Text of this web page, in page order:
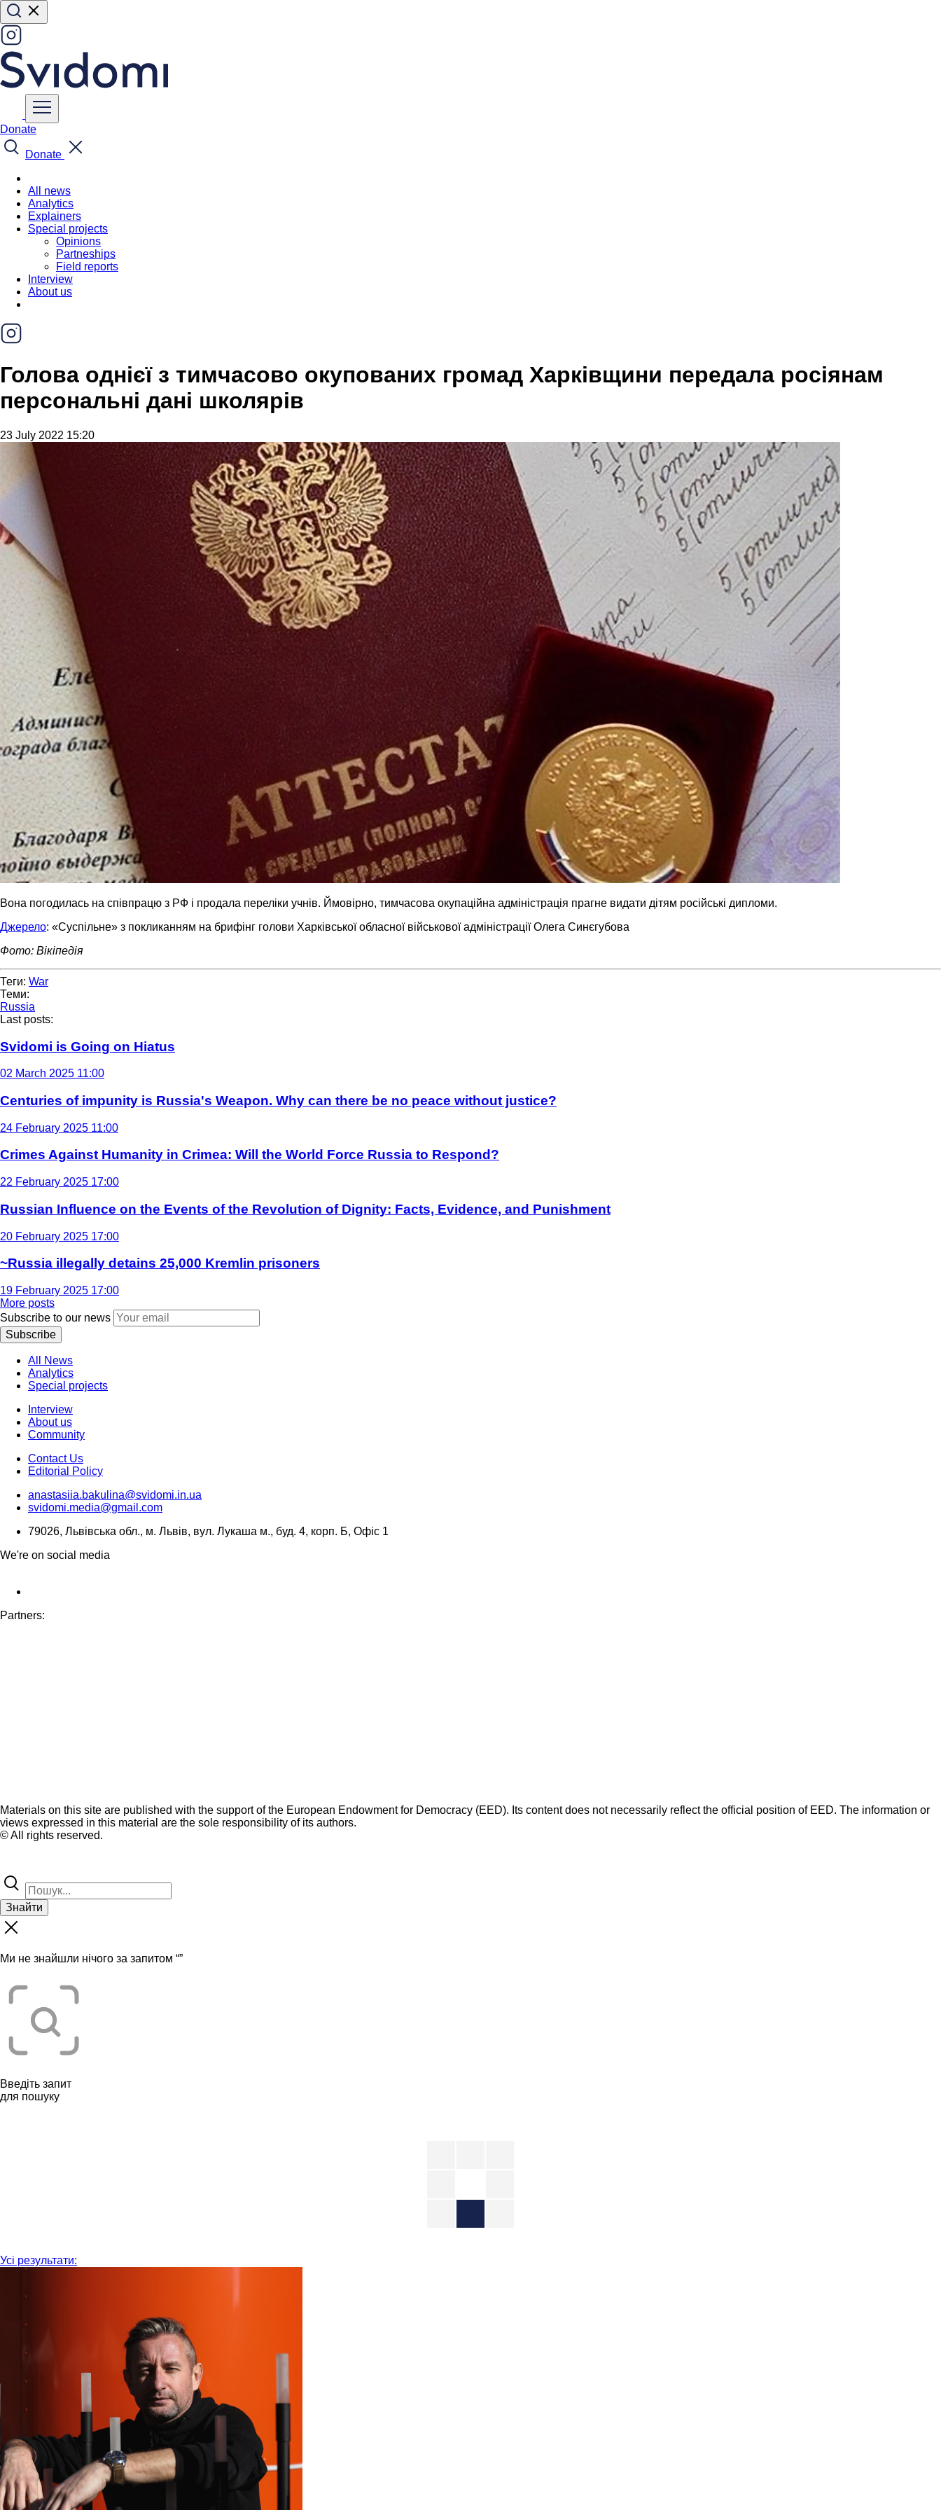
Donate
Donate
All news
Analytics
Explainers
Special projects
Opinions
Partneships
Field reports
Interview
About us
Голова однієї з тимчасово окупованих громад Харківщини передала росіянам
персональні дані школярів
23 July 2022 15:20
Вона погодилась на співпрацю з РФ і продала переліки учнів. Ймовірно, тимчасова окупаційна адміністрація прагне видати дітям російські дипломи.
Джерело: «Суспільне» з покликанням на брифінг голови Харківської обласної військової адміністрації Олега Синєгубова
Фото: Вікіпедія
Теги: War
Теми:
Russia
Last posts:
Svidomi is Going on Hiatus
02 March 2025 11:00
Centuries of impunity is Russia's Weapon. Why can there be no peace without justice?
24 February 2025 11:00
Crimes Against Humanity in Crimea: Will the World Force Russia to Respond?
22 February 2025 17:00
Russian Influence on the Events of the Revolution of Dignity: Facts, Evidence, and Punishment
20 February 2025 17:00
~Russia illegally detains 25,000 Kremlin prisoners
19 February 2025 17:00
More posts
Subscribe to our news
Subscribe
All News
Analytics
Special projects
Interview
About us
Community
Contact Us
Editorial Policy
anastasiia.bakulina@svidomi.in.ua
svidomi.media@gmail.com
79026, Львівська обл., м. Львів, вул. Лукаша м., буд. 4, корп. Б, Офіс 1
We're on social media
Partners:
Materials on this site are published with the support of the European Endowment for Democracy (EED). Its content does not necessarily reflect the official position of EED. The information or
views expressed in this material are the sole responsibility of its authors.
© All rights reserved.
Знайти
Ми не знайшли нічого за запитом “”
Введіть запит
для пошуку
Усі результати: